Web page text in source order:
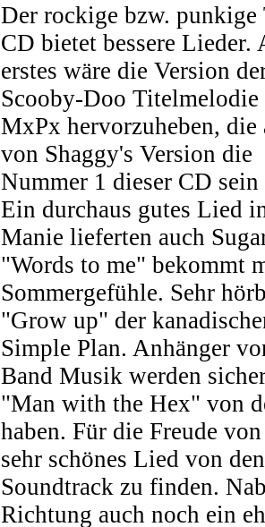
Der rockige bzw. punkige
CD bietet bessere Lieder.
erstes wäre die Version
Scooby-Doo Titelmelodie
MxPx hervorzuheben, die
von Shaggy's Version die
Nummer 1 dieser CD
Ein durchaus gutes Lied
Manie lieferten auch
"Words to me" bekommt
Sommergefühle. Sehr
"Grow up" der
Simple Plan. Anhänger
Band Musik werden
"Man with the Hex" von
haben. Für die Freude
sehr schönes Lied von
Soundtrack zu finden.
Richtung auch noch ein